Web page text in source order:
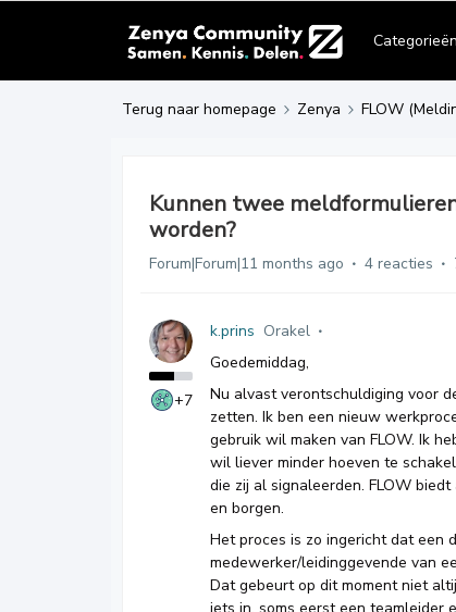
Categorieën
Terug naar homepage Zenya FLOW
Kunnen twee
worden?
Forum|Forum|11 months ago 4 reacties
+7
k.prins Orakel
Goedemiddag,
Nu alvast verontschuldiging voor
zetten. Ik ben een nieuw
gebruik wil maken van FLOW. Ik
wil liever minder hoeven te
die zij al signaleerden. FLOW
en borgen.
Het proces is zo ingericht dat een
medewerker/leidinggevende van
Dat gebeurt op dit moment niet